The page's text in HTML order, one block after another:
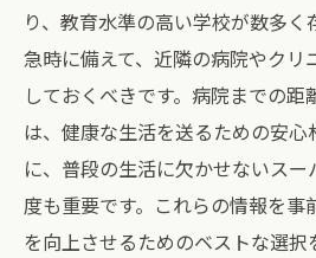
初期費用とランニングコ
ローンシミュレーショ
予算オーバーを防ぐた
無理のない返済計画の
繰上げ返済を視野に入
ライフスタイルに合わ
り、教育水準の高い学校が数多
急時に備えて、近隣の病院やクリ
しておくべきです。病院までの距
は、健康な生活を送るための安心
に、普段の生活に欠かせないス
度も重要です。これらの情報を事
を向上させるためのベストな選択